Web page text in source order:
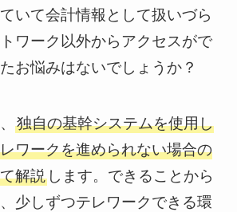
いて会計情報として扱いづら
ワーク以外からアクセスがで
お悩みはないでしょうか？
独自の基幹システムを使用し
ワークを進められない場合の
解説します。できることから
少しずつテレワークできる環